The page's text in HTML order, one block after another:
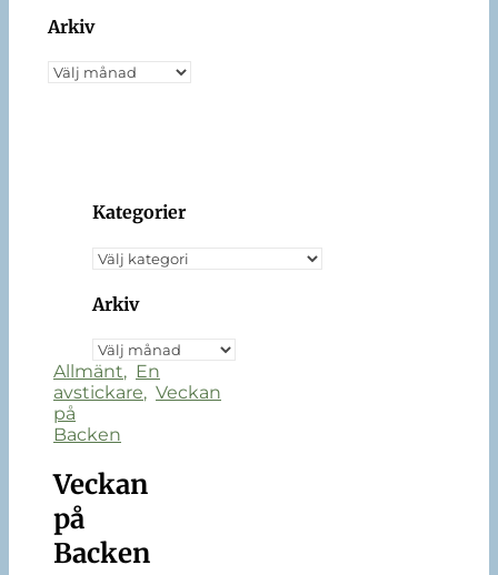
Arkiv
Arkiv
Kategorier
Kategorier
Arkiv
Arkiv
Allmänt, En
avstickare, Veckan
på
Backen
Veckan
på
Backen